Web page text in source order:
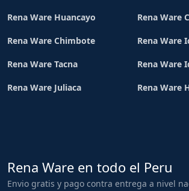
Rena Ware Huancayo Rena Ware
Rena Ware Chimbote Rena Ware
Rena Ware Tacna Rena Ware
Rena Ware Juliaca Rena Ware
Rena Ware en todo el Peru
Envio gratis y pago contra entrega a nivel